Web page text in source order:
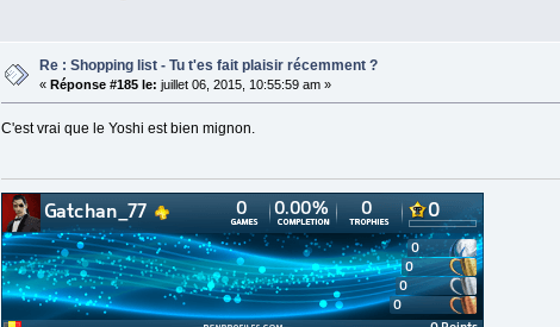
Re : Shopping list - Tu t'es fait plaisir récemment ?
«Réponse #185 le: juillet 06, 2015, 10:55:59 am »
C'est vrai que le Yoshi est bien mignon.